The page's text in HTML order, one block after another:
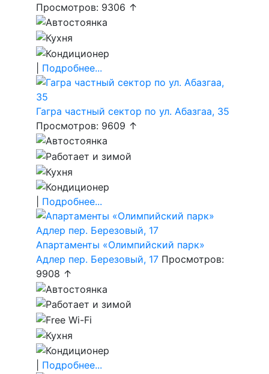
Просмотров: 9306 ↑
Подробнее...
Гагра частный сектор по ул. Абазгаа, 35
Просмотров: 9609 ↑
Подробнее...
Апартаменты «Олимпийский парк»
Адлер пер. Березовый, 17 Просмотров:
9908 ↑
Подробнее...